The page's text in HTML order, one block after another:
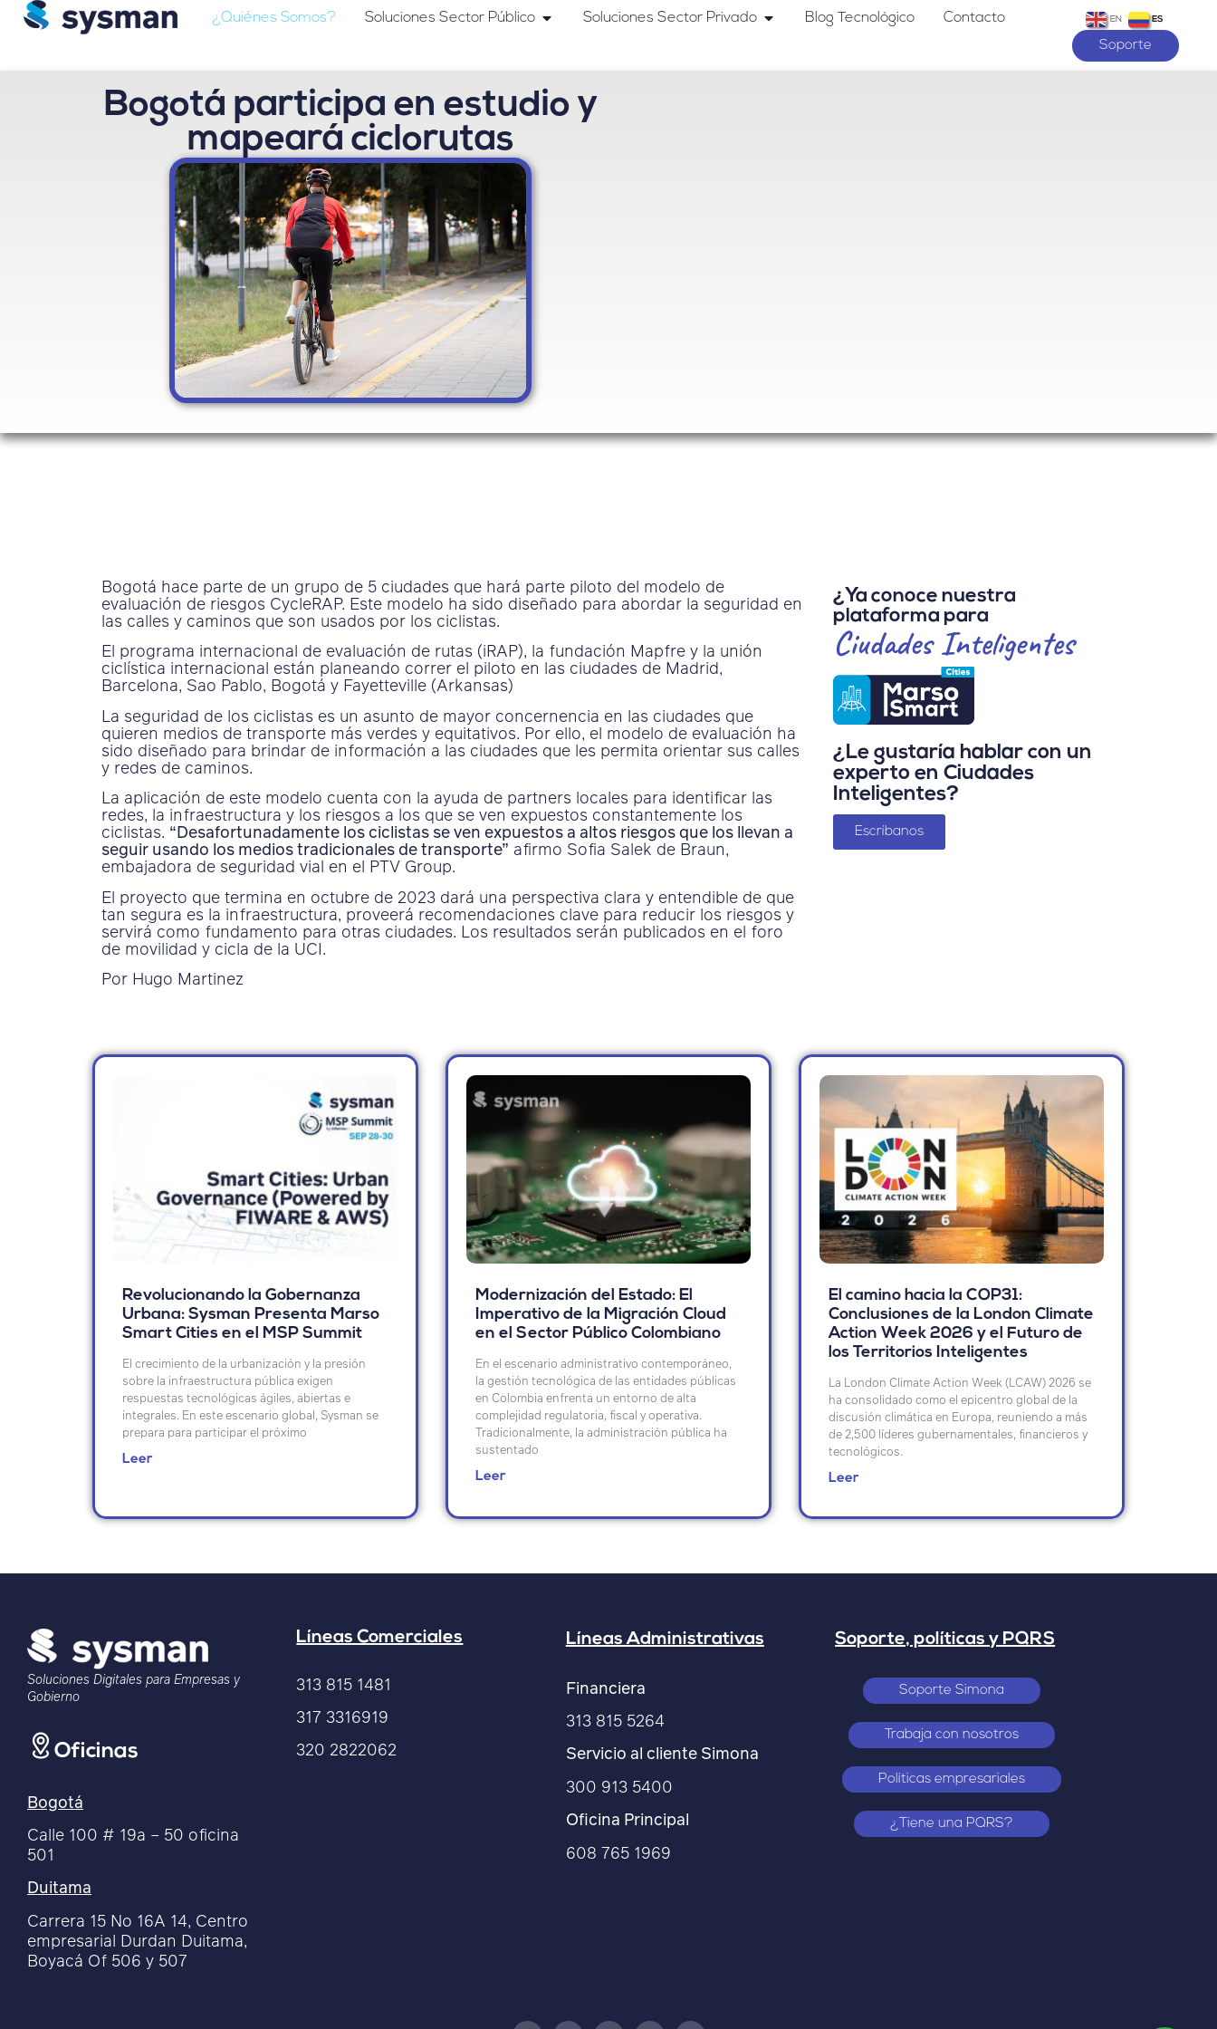
¿Quiénes Somos? Soluciones Sector Público Soluciones Sector Privado Blog Tecnológico Contacto EN ES
Soporte
Bogotá participa en estudio y
mapeará ciclorutas
Bogotá hace parte de un grupo de 5 ciudades que hará parte piloto del modelo de
evaluación de riesgos CycleRAP. Este modelo ha sido diseñado para abordar la seguridad en
las calles y caminos que son usados por los ciclistas.
El programa internacional de evaluación de rutas (iRAP), la fundación Mapfre y la unión
ciclística internacional están planeando correr el piloto en las ciudades de Madrid,
Barcelona, Sao Pablo, Bogotá y Fayetteville (Arkansas)
La seguridad de los ciclistas es un asunto de mayor concernencia en las ciudades que
quieren medios de transporte más verdes y equitativos. Por ello, el modelo de evaluación ha
sido diseñado para brindar de información a las ciudades que les permita orientar sus calles
y redes de caminos.
La aplicación de este modelo cuenta con la ayuda de partners locales para identificar las
redes, la infraestructura y los riesgos a los que se ven expuestos constantemente los
ciclistas. “Desafortunadamente los ciclistas se ven expuestos a altos riesgos que los llevan a
seguir usando los medios tradicionales de transporte” afirmo Sofia Salek de Braun,
embajadora de seguridad vial en el PTV Group.
El proyecto que termina en octubre de 2023 dará una perspectiva clara y entendible de que
tan segura es la infraestructura, proveerá recomendaciones clave para reducir los riesgos y
servirá como fundamento para otras ciudades. Los resultados serán publicados en el foro
de movilidad y cicla de la UCI.
Por Hugo Martinez
¿Ya conoce nuestra
plataforma para
Ciudades Inteligentes
¿Le gustaría hablar con un
experto en Ciudades
Inteligentes?
Escríbanos
Revolucionando la Gobernanza
Urbana: Sysman Presenta Marso
Smart Cities en el MSP Summit
El crecimiento de la urbanización y la presión
sobre la infraestructura pública exigen
respuestas tecnológicas ágiles, abiertas e
integrales. En este escenario global, Sysman se
prepara para participar el próximo
Leer
Modernización del Estado: El
Imperativo de la Migración Cloud
en el Sector Público Colombiano
En el escenario administrativo contemporáneo,
la gestión tecnológica de las entidades públicas
en Colombia enfrenta un entorno de alta
complejidad regulatoria, fiscal y operativa.
Tradicionalmente, la administración pública ha
sustentado
Leer
El camino hacia la COP31:
Conclusiones de la London Climate
Action Week 2026 y el Futuro de
los Territorios Inteligentes
La London Climate Action Week (LCAW) 2026 se
ha consolidado como el epicentro global de la
discusión climática en Europa, reuniendo a más
de 2,500 líderes gubernamentales, financieros y
tecnológicos.
Leer
Soluciones Digitales para Empresas y
Gobierno
Oficinas
Bogotá
Calle 100 # 19a – 50 oficina
501
Duitama
Carrera 15 No 16A 14, Centro
empresarial Durdan Duitama,
Boyacá Of 506 y 507
Líneas Comerciales
313 815 1481
317 3316919
320 2822062
Líneas Administrativas
Financiera
313 815 5264
Servicio al cliente Simona
300 913 5400
Oficina Principal
608 765 1969
Soporte, políticas y PQRS
Soporte Simona
Trabaja con nosotros
Políticas empresariales
¿Tiene una PQRS?